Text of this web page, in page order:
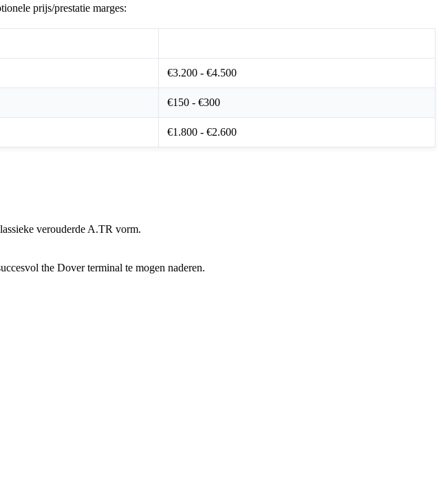
prijs/prestatie marges:
€3.200 - €4.500
€150 - €300
€1.800 - €2.600
verouderde A.TR vorm.
the Dover terminal te mogen naderen.